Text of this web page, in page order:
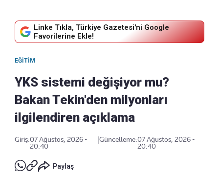
Linke Tıkla, Türkiye Gazetesi'ni Google
Favorilerine Ekle!
EĞITIM
YKS sistemi değişiyor mu?
Bakan Tekin'den milyonları
ilgilendiren açıklama
Giriş:07 Ağustos, 2026 -
20:40
Güncelleme:07 Ağustos, 2026 -
20:40
Paylaş